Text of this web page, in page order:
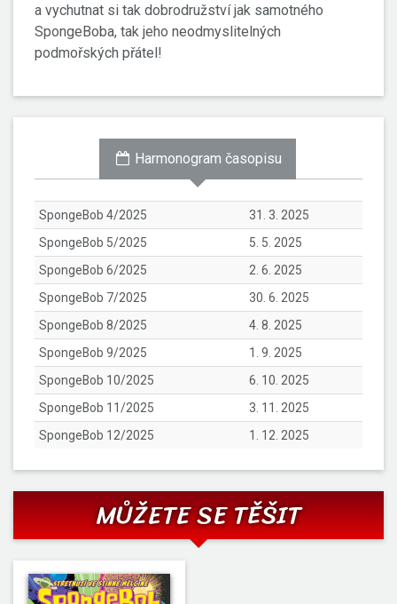
a vychutnat si tak dobrodružství jak samotného
SpongeBoba, tak jeho neodmyslitelných
podmořských přátel!
Harmonogram časopisu
SpongeBob 4/2025
31. 3. 2025
SpongeBob 5/2025
5. 5. 2025
SpongeBob 6/2025
2. 6. 2025
SpongeBob 7/2025
30. 6. 2025
SpongeBob 8/2025
4. 8. 2025
SpongeBob 9/2025
1. 9. 2025
SpongeBob 10/2025
6. 10. 2025
SpongeBob 11/2025
3. 11. 2025
SpongeBob 12/2025
1. 12. 2025
MŮŽETE SE TĚŠIT